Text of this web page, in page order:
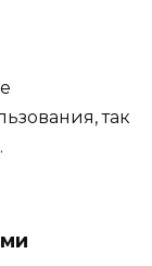
так